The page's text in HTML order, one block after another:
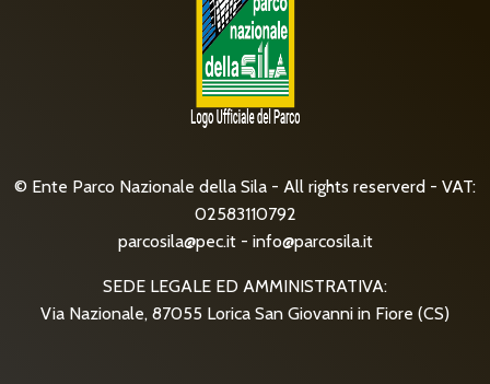
© Ente Parco Nazionale della Sila - All rights reserverd - VAT:
02583110792
parcosila@pec.it- info@parcosila.it
SEDE LEGALE ED AMMINISTRATIVA:
Via Nazionale, 87055 Lorica San Giovanni in Fiore (CS)